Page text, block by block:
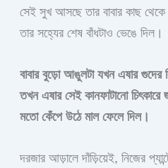
সেই সুখ আসছে তার বাবার কাছ
তার সহ্যের শেষ বাঁধটাও ভেঙে দিল।
বাবার বুড়ো আঙুলটা যখন এষার গুদের
তখন এষার সেই কানফাটানো চিৎকারে
মতো কেঁপে উঠে মাল ফেলে দিল।
দরজার আড়ালে দাঁড়িয়েই, নিজের